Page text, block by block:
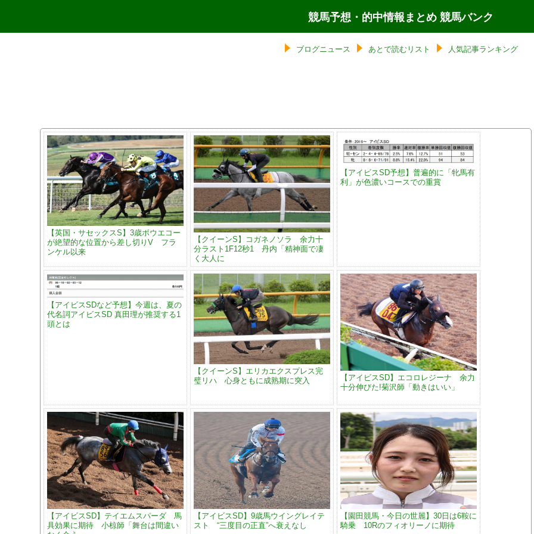
競馬予想・的中情報まとめ 競馬バンク
ブログニュース あとで読むリスト 人気記事ランキング
【英国・サセックスS】3歳ボウエコー
が絶望的な位置から差し切りV フラ
ンケル以来
【クイーンS】コガネノソラ 余力十
分ラスト1F12秒1 丹内「精神面で凄
く大人に
【アイビスSD予想】普遍的に「牝馬有
利」が色濃いコースでの重賞
【アイビスSDなど予想】今週は、夏の
代名詞アイビスSD 真田理が推奨する1
頭とは
【クイーンS】エリカエクスプレス完
璧リハ 心身ともに成熟期に突入
【アイビスSD】エコロレジーナ 余力
十分伸びた!菊沢師「動きはいい」
【アイビスSD】テイエムスパーダ 馬
具効果に期待 小椋師「舞台は間違い
【アイビスSD】9歳馬ウイングレイテ
スト “三度目の正直”へ衰えなし
【園田競馬・今日の世麗】30日は6鞍に
騎乗 10Rのフィオリーノに期待